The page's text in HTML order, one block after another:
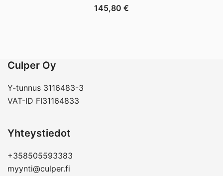
145,80 €
Culper Oy
Y-tunnus 3116483-3
VAT-ID FI31164833
Yhteystiedot
+358505593383
myynti@culper.fi